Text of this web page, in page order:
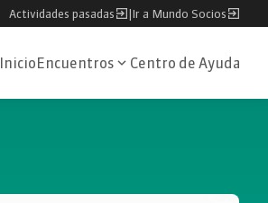
Actividades pasadas |Ir a Mundo Socios
InicioEncuentros Centro de Ayuda